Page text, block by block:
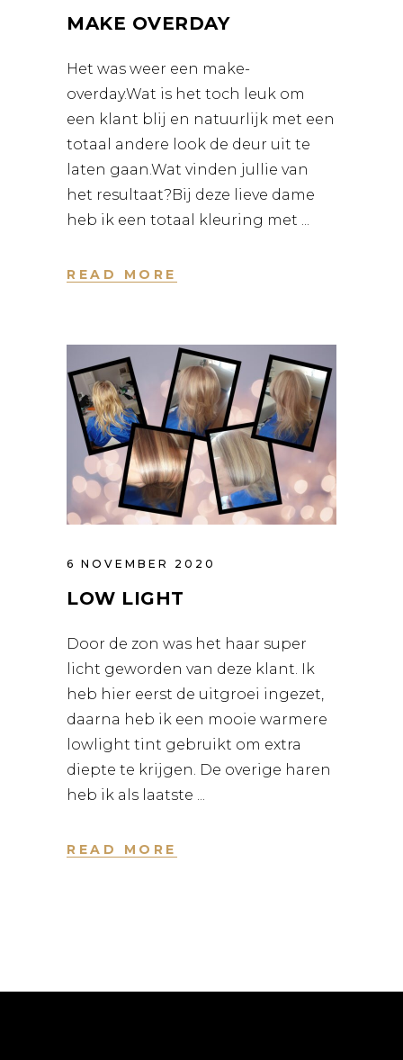
MAKE OVERDAY
Het was weer een make-
overday.Wat is het toch leuk om
een klant blij en natuurlijk met een
totaal andere look de deur uit te
laten gaan.Wat vinden jullie van
het resultaat?Bij deze lieve dame
heb ik een totaal kleuring met
READ MORE
6 NOVEMBER 2020
LOW LIGHT
Door de zon was het haar super
licht geworden van deze klant. Ik
heb hier eerst de uitgroei ingezet,
daarna heb ik een mooie warmere
lowlight tint gebruikt om extra
diepte te krijgen. De overige haren
heb ik als laatste
READ MORE